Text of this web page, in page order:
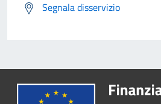
Segnala disservizio